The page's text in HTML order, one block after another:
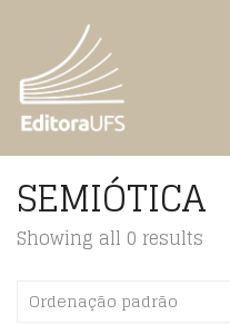
SEMIÓTICA
Showing all 0 results
Ordenação padrão